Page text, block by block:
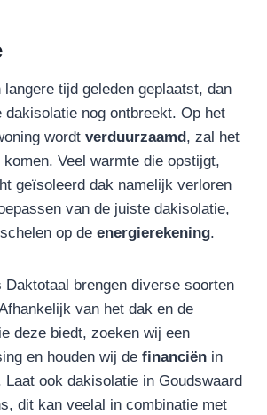
langere tijd geleden geplaatst, dan
dakisolatie nog ontbreekt. Op het
wordt verduurzaamd , zal het
Veel warmte die opstijgt,
geïsoleerd dak namelijk verloren
van de juiste dakisolatie,
op de energierekening.
Daktotaal brengen diverse soorten
van het dak en de
deze biedt, zoeken wij een
en houden wij de financiën in
Laat ook dakisolatie in Goudswaard
dit kan veelal in combinatie met